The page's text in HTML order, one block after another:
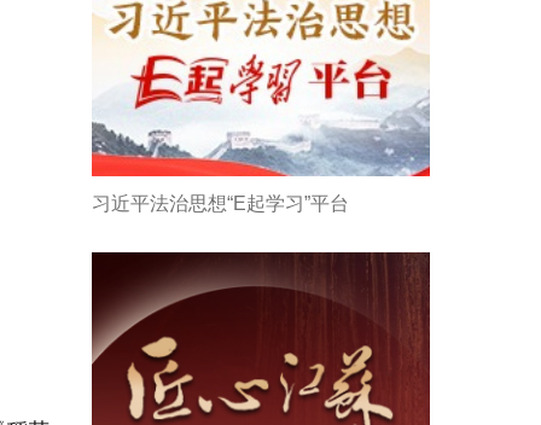
习近平法治思想“E起学习”平台